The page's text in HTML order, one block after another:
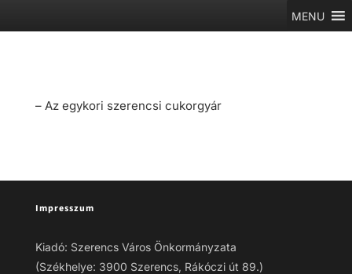
MENU
– Az egykori szerencsi cukorgyár
Impresszum
Kiadó: Szerencs Város Önkormányzata
(Székhelye: 3900 Szerencs, Rákóczi út 89.)